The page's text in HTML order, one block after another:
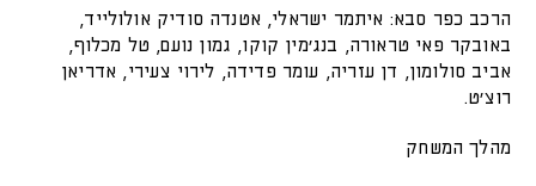
הרכב כפר סבא: איתמר ישראלי, אטנדה סודיק אולולייד,
באובקר פאי טראורה, בנג'מין קוקו, גמון נועם, טל מכלוף,
אביב סולומון, דן עזריה, עומר פדידה, לירוי צעירי, אדריאן
רוצ'ט.
מהלך המשחק